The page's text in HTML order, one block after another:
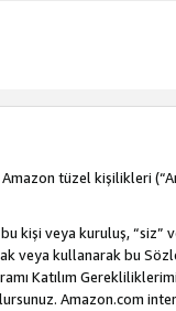
tüzel kişilikleri
kişi veya kuruluş, “siz”
veya kullanarak bu
Katılım
Amazon.com